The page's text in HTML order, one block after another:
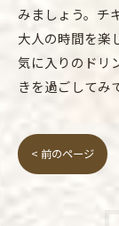
みましょう。チ
大人の時間を楽
気に入りのドリ
きを過ごしてみ
< 前のページ